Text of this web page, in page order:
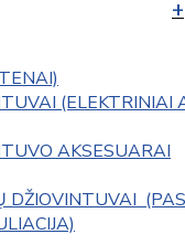
(ELEKTRINIAI
AKSESUARAI
DŽIOVINTUVAI